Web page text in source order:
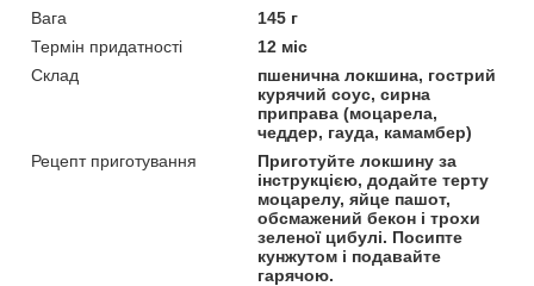
Вага
145 г
Термін придатності
12 міс
Склад
пшенична локшина, гострий
курячий соус, сирна
приправа (моцарела,
чеддер, гауда, камамбер)
Рецепт приготування
Приготуйте локшину за
інструкцією, додайте терту
моцарелу, яйце пашот,
обсмажений бекон і трохи
зеленої цибулі. Посипте
кунжутом і подавайте
гарячою.